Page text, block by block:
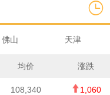
佛山 天津
均价 涨跌
108,340 1,060